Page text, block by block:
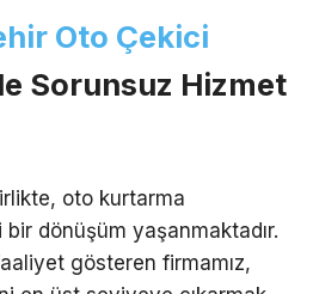
Oto Çekici
Sorunsuz Hizmet
oto kurtarma
dönüşüm yaşanmaktadır.
gösteren firmamız,